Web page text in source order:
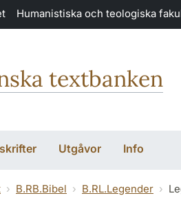
Humanistiska och teologiska
textbanken
Utgåvor Info
B.RB.Bibel B.RL.Legender